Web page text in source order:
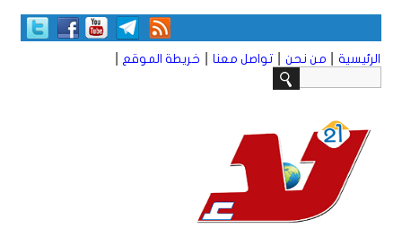
الرئيسية من نحن تواصل معنا خريطة الموقع